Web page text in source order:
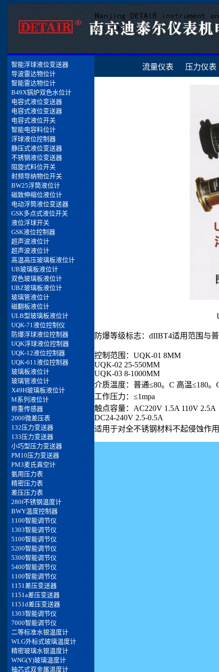
流量仪表 压力仪表
防爆等级标志：dIIBT4适用范围与
控制范围：UQK-01 8MM
UQK-02 25-550MM
UQK-03 8-1000MM
介质温度：普通≤80。C 高温≤180。
工作压力：≤1mpa
触点容量：AC220V 1.5A 110V 2.5A
DC24-240V 2.5-0.5A
适用于对全不锈钢材料不起侵蚀作